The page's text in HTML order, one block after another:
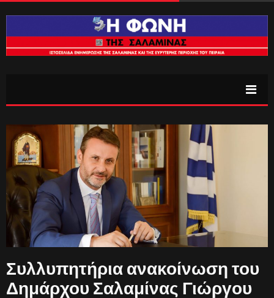
Συλλυπητήρια ανακοίνωση του
Δημάρχου Σαλαμίνας Γιώργου